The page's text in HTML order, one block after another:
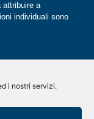
i nostri servizi.
attribuire a
individuali sono